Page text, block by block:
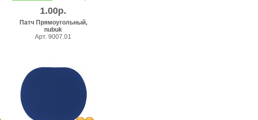
1.00р.
Патч Прямоугольный,
nubuk
Арт. 9007.01